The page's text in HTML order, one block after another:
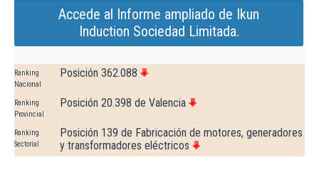
Accede al Informe ampliado de Ikun
Induction Sociedad Limitada.
Ranking
Nacional
Posición 362.088
Ranking
Provincial
Posición 20.398 de Valencia
Ranking
Sectorial
Posición 139 de Fabricación de motores, generadores
y transformadores eléctricos